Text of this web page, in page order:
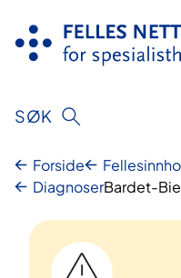
innhold
SØK
Forside
DiagnoserBardet-